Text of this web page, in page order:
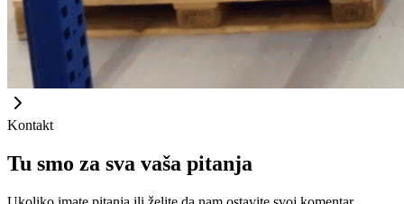
Kontakt
Tu smo za sva vaša pitanja